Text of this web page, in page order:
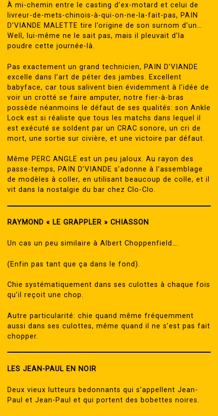
À mi-chemin entre le casting d’ex-motard et celui de
livreur-de-mets-chinois-à-qui-on-ne-la-fait-pas, PAIN
D’VIANDE MALETTE tire l’origine de son surnom d’un…
Well, lui-même ne le sait pas, mais il pleuvait d’la
poudre cette journée-là.
Pas exactement un grand technicien, PAIN D’VIANDE
excelle dans l’art de péter des jambes. Excellent
babyface, car tous salivent bien évidemment à l’idée de
voir un crotté se faire amputer, notre fier-à-bras
possède néanmoins le défaut de ses qualités: son Ankle
Lock est si réaliste que tous les matchs dans lequel il
est exécuté se soldent par un CRAC sonore, un cri de
mort, une sortie sur civière, et une victoire par défaut.
Même PERC ANGLE est un peu jaloux. Au rayon des
passe-temps, PAIN D’VIANDE s’adonne à l’assemblage
de modèles à coller, en utilisant beaucoup de colle, et il
vit dans la nostalgie du bar chez Clo-Clo.
RAYMOND « LE GRAPPLER » CHIASSON
Un cas un peu similaire à Albert Choppenfield….
(Enfin pas tant que ça dans le fond).
Chie systématiquement dans ses culottes à chaque fois
qu’il reçoit une chop.
Autre particularité: chie quand même fréquemment
aussi dans ses culottes, même quand il ne s’est pas fait
chopper.
LES JEAN-PAUL EN NOIR
Deux vieux lutteurs bedonnants qui s’appellent Jean-
Paul et Jean-Paul et qui portent des bobettes noires.